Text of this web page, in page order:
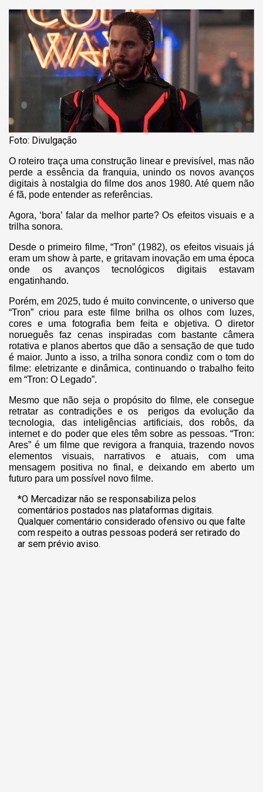
Foto: Divulgação
O roteiro traça uma construção linear e previsível, mas não
perde a essência da franquia, unindo os novos avanços
digitais à nostalgia do filme dos anos 1980. Até quem não
é fã, pode entender as referências.
Agora, ‘bora’ falar da melhor parte? Os efeitos visuais e a
trilha sonora.
Desde o primeiro filme, “Tron” (1982), os efeitos visuais já
eram um show à parte, e gritavam inovação em uma época
onde os avanços tecnológicos digitais estavam
engatinhando.
Porém, em 2025, tudo é muito convincente, o universo que
“Tron” criou para este filme brilha os olhos com luzes,
cores e uma fotografia bem feita e objetiva. O diretor
norueguês faz cenas inspiradas com bastante câmera
rotativa e planos abertos que dão a sensação de que tudo
é maior. Junto a isso, a trilha sonora condiz com o tom do
filme: eletrizante e dinâmica, continuando o trabalho feito
em “Tron: O Legado”.
Mesmo que não seja o propósito do filme, ele consegue
retratar as contradições e os perigos da evolução da
tecnologia, das inteligências artificiais, dos robôs, da
internet e do poder que eles têm sobre as pessoas. “Tron:
Ares” é um filme que revigora a franquia, trazendo novos
elementos visuais, narrativos e atuais, com uma
mensagem positiva no final, e deixando em aberto um
futuro para um possível novo filme.
*O Mercadizar não se responsabiliza pelos
comentários postados nas plataformas digitais.
Qualquer comentário considerado ofensivo ou que falte
com respeito a outras pessoas poderá ser retirado do
ar sem prévio aviso.